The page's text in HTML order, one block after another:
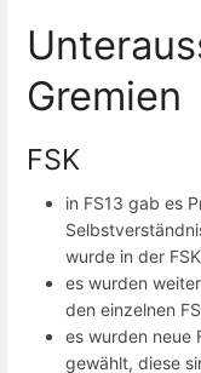
Gremien
FSK
in FS13 gab es
wurde in der FSK
es wurden
den einzelnen
es wurden neue
gewählt, diese